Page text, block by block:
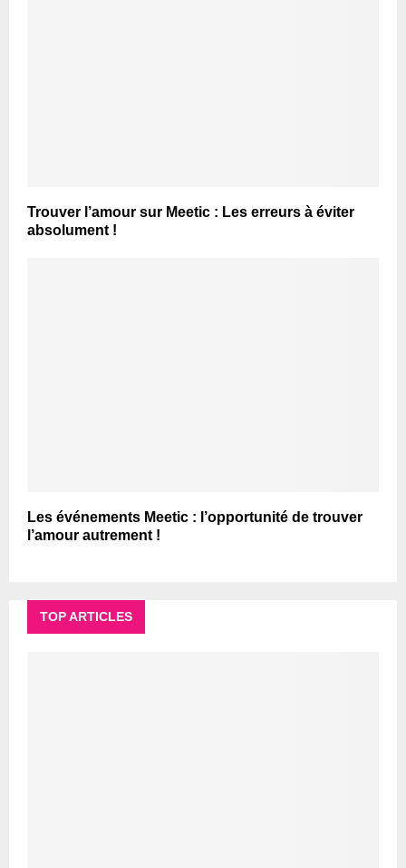
Trouver l’amour sur Meetic : Les erreurs à éviter
absolument !
Les événements Meetic : l’opportunité de trouver
l’amour autrement !
TOP ARTICLES